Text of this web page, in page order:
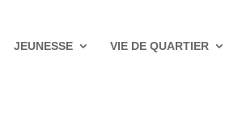
JEUNESSE VIE DE QUARTIER